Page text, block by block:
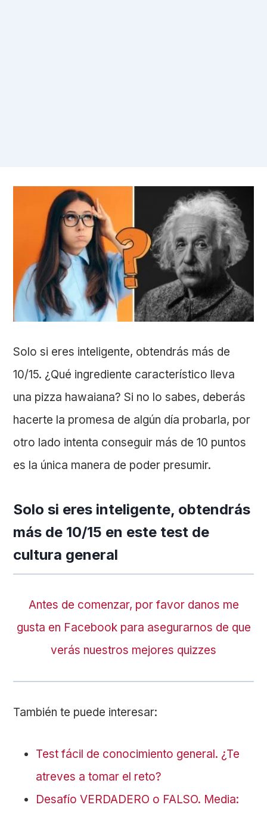
Solo si eres inteligente, obtendrás más de
10/15. ¿Qué ingrediente característico lleva
una pizza hawaiana? Si no lo sabes, deberás
hacerte la promesa de algún día probarla, por
otro lado intenta conseguir más de 10 puntos
es la única manera de poder presumir.
Solo si eres inteligente, obtendrás
más de 10/15 en este test de
cultura general
Antes de comenzar, por favor danos me
gusta en Facebook para asegurarnos de que
verás nuestros mejores quizzes
También te puede interesar:
Test fácil de conocimiento general. ¿Te
atreves a tomar el reto?
Desafío VERDADERO o FALSO. Media: